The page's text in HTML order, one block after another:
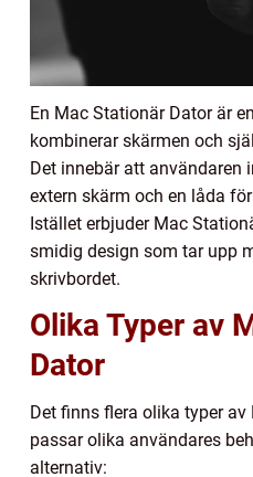
En Mac Stationär Dator är
kombinerar skärmen och
Det innebär att användaren
extern skärm och en låda
Istället erbjuder Mac
smidig design som tar upp
skrivbordet.
Olika Typer av
Dator
Det finns flera olika typer
passar olika användares
alternativ: